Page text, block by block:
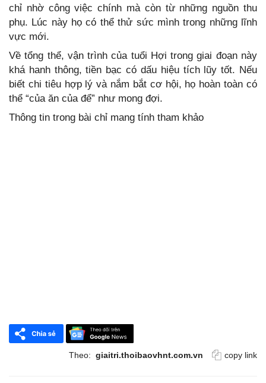
chỉ nhờ công việc chính mà còn từ những nguồn thu
phụ. Lúc này họ có thể thử sức mình trong những lĩnh
vực mới.
Về tổng thể, vận trình của tuổi Hợi trong giai đoạn này
khá hanh thông, tiền bạc có dấu hiệu tích lũy tốt. Nếu
biết chi tiêu hợp lý và nắm bắt cơ hội, họ hoàn toàn có
thể “của ăn của để” như mong đợi.
Thông tin trong bài chỉ mang tính tham khảo
Theo: giaitri.thoibaovhnt.com.vn copy link